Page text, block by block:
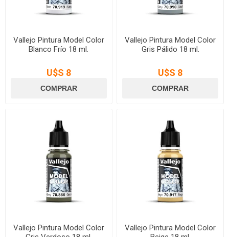
Vallejo Pintura Model Color
Blanco Frío 18 ml.
U$S 8
Vallejo Pintura Model Color
Gris Pálido 18 ml.
U$S 8
Vallejo Pintura Model Color
Vallejo Pintura Model Color